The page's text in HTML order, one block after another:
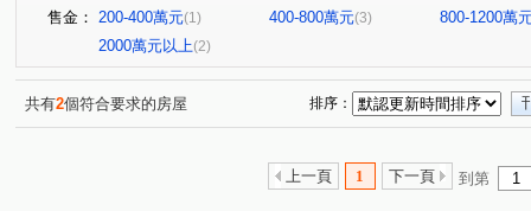
售金： 200-400萬元(1) 400-800萬元(3)
800-1200萬
2000萬元以上(2)
共有2個符合要求的房屋 排序：
上一頁 1 下一頁 到第